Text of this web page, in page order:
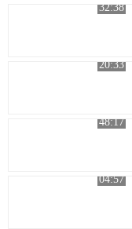
32:38
20:33
48:17
04:57